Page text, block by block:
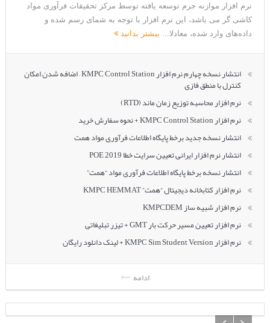
نرم افزار موازنه جرم توسعه یافته توسط مرکز تحقیقات فرآوری مواد
کاشی گر می باشد، این نرم افزار با توجه به شمای رسم شده و
داده‌های وارد شده، معادلا... بیشتر بدانید
انتشار نسخه چهارم نرم افزار KMPC Control Station – اضافه شدن امکان
کنترل با منطق فازی
نرم افزار محاسبه توزیع زمان ماند (RTD)
نرم افزار KMPC Control Station + نحوه سفارش خرید
انتشار نسخه جدید برخط پایگاه اطلاعات فرآوری مواد همت
انتشار نرم افزار ایرانی تعیین سرایت خطا POE 2019
انتشار نسخه برخط پایگاه اطلاعات فرآوری مواد “همت”
نرم افزار کتابخانه دیجیتال “همت” KMPC HEMMAT
نرم افزار شبیه ساز KMPCDEM
نرم افزار تعیین مسیر حرکت بار GMT + تیزر تبلیغاتی
نرم افزار KMPC Sim Student Version + لینک دانلود رایگان
ادامه